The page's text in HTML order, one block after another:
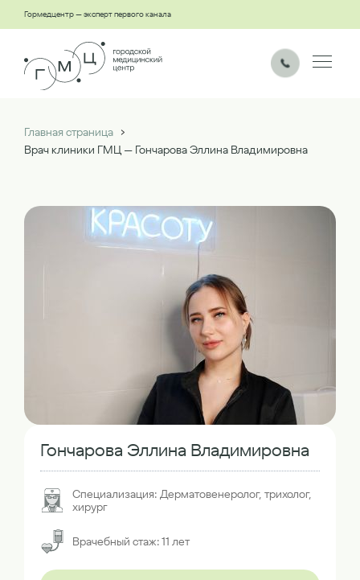
Гормедцентр — эксперт первого канала
Главная страница ›
Врач клиники ГМЦ — Гончарова Эллина Владимировна
Гончарова Эллина Владимировна
Специализация: Дерматовенеролог, трихолог,
хирург
Врачебный стаж: 11 лет